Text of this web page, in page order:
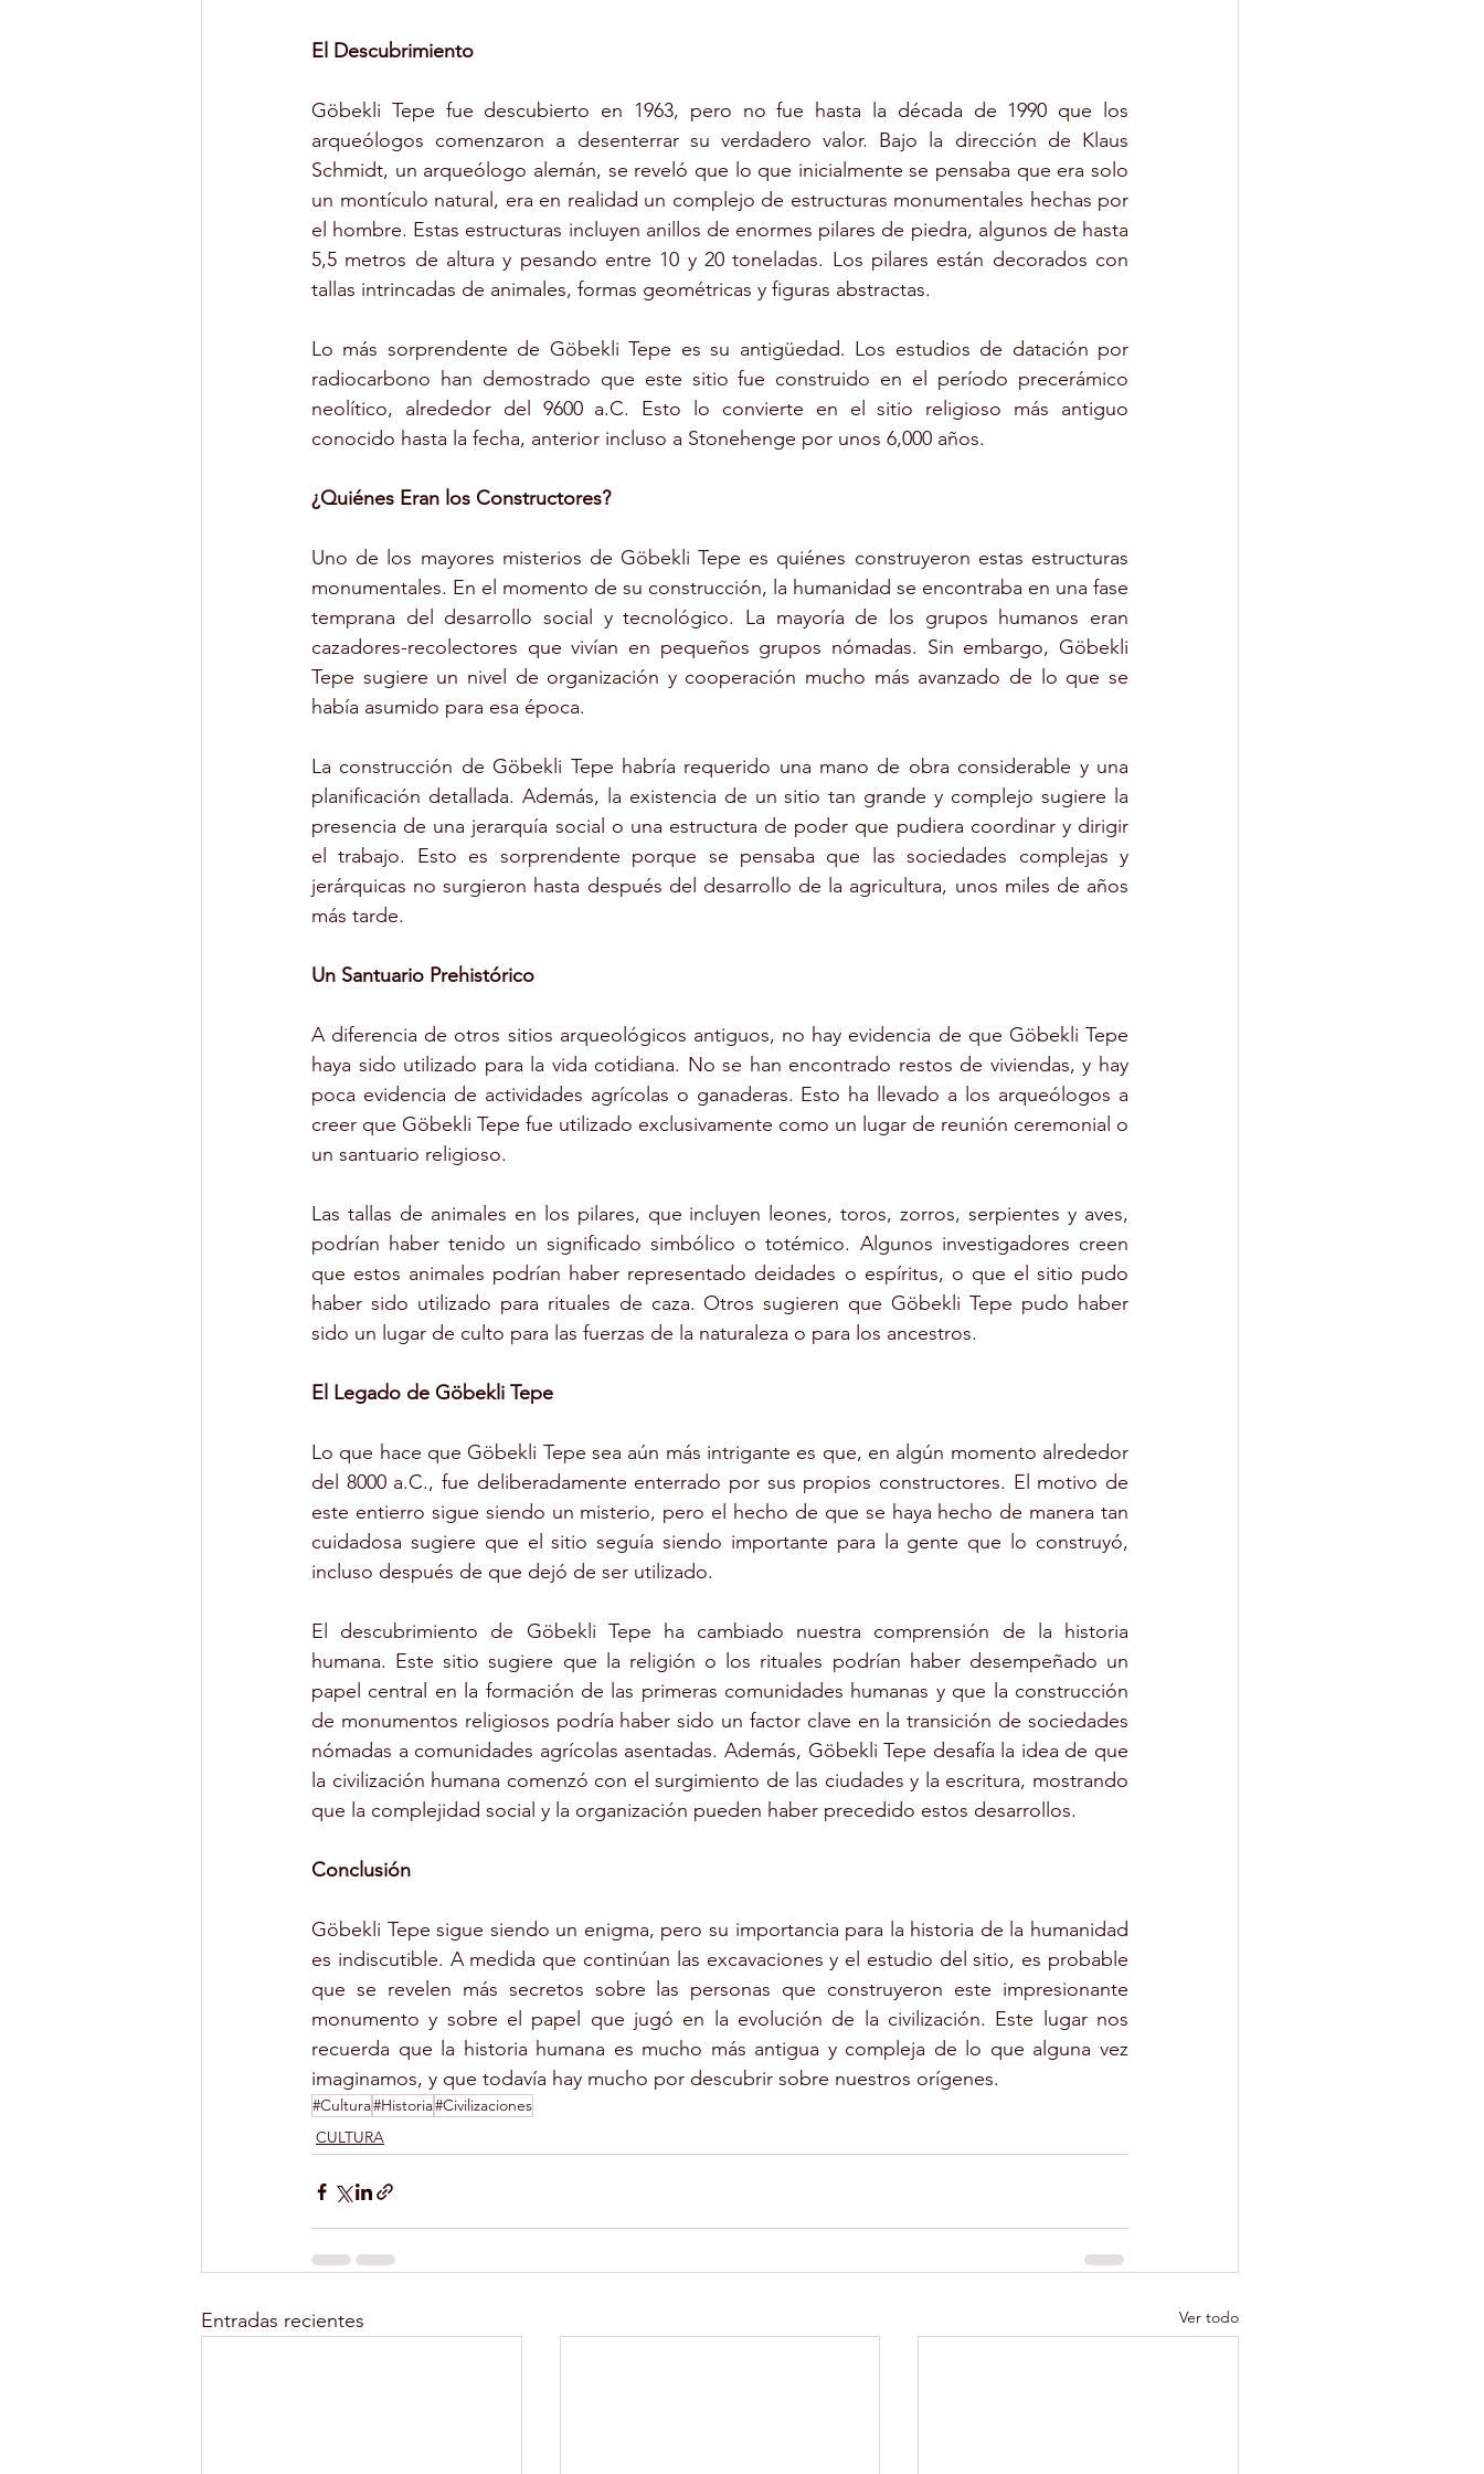
El Descubrimiento
Göbekli Tepe fue descubierto en 1963, pero no fue hasta la década de 1990 que los
arqueólogos comenzaron a desenterrar su verdadero valor. Bajo la dirección de Klaus
Schmidt, un arqueólogo alemán, se reveló que lo que inicialmente se pensaba que era solo
un montículo natural, era en realidad un complejo de estructuras monumentales hechas por
el hombre. Estas estructuras incluyen anillos de enormes pilares de piedra, algunos de hasta
5,5 metros de altura y pesando entre 10 y 20 toneladas. Los pilares están decorados con
tallas intrincadas de animales, formas geométricas y figuras abstractas.
Lo más sorprendente de Göbekli Tepe es su antigüedad. Los estudios de datación por
radiocarbono han demostrado que este sitio fue construido en el período precerámico
neolítico, alrededor del 9600 a.C. Esto lo convierte en el sitio religioso más antiguo
conocido hasta la fecha, anterior incluso a Stonehenge por unos 6,000 años.
¿Quiénes Eran los Constructores?
Uno de los mayores misterios de Göbekli Tepe es quiénes construyeron estas estructuras
monumentales. En el momento de su construcción, la humanidad se encontraba en una fase
temprana del desarrollo social y tecnológico. La mayoría de los grupos humanos eran
cazadores-recolectores que vivían en pequeños grupos nómadas. Sin embargo, Göbekli
Tepe sugiere un nivel de organización y cooperación mucho más avanzado de lo que se
había asumido para esa época.
La construcción de Göbekli Tepe habría requerido una mano de obra considerable y una
planificación detallada. Además, la existencia de un sitio tan grande y complejo sugiere la
presencia de una jerarquía social o una estructura de poder que pudiera coordinar y dirigir
el trabajo. Esto es sorprendente porque se pensaba que las sociedades complejas y
jerárquicas no surgieron hasta después del desarrollo de la agricultura, unos miles de años
más tarde.
Un Santuario Prehistórico
A diferencia de otros sitios arqueológicos antiguos, no hay evidencia de que Göbekli Tepe
haya sido utilizado para la vida cotidiana. No se han encontrado restos de viviendas, y hay
poca evidencia de actividades agrícolas o ganaderas. Esto ha llevado a los arqueólogos a
creer que Göbekli Tepe fue utilizado exclusivamente como un lugar de reunión ceremonial o
un santuario religioso.
Las tallas de animales en los pilares, que incluyen leones, toros, zorros, serpientes y aves,
podrían haber tenido un significado simbólico o totémico. Algunos investigadores creen
que estos animales podrían haber representado deidades o espíritus, o que el sitio pudo
haber sido utilizado para rituales de caza. Otros sugieren que Göbekli Tepe pudo haber
sido un lugar de culto para las fuerzas de la naturaleza o para los ancestros.
El Legado de Göbekli Tepe
Lo que hace que Göbekli Tepe sea aún más intrigante es que, en algún momento alrededor
del 8000 a.C., fue deliberadamente enterrado por sus propios constructores. El motivo de
este entierro sigue siendo un misterio, pero el hecho de que se haya hecho de manera tan
cuidadosa sugiere que el sitio seguía siendo importante para la gente que lo construyó,
incluso después de que dejó de ser utilizado.
El descubrimiento de Göbekli Tepe ha cambiado nuestra comprensión de la historia
humana. Este sitio sugiere que la religión o los rituales podrían haber desempeñado un
papel central en la formación de las primeras comunidades humanas y que la construcción
de monumentos religiosos podría haber sido un factor clave en la transición de sociedades
nómadas a comunidades agrícolas asentadas. Además, Göbekli Tepe desafía la idea de que
la civilización humana comenzó con el surgimiento de las ciudades y la escritura, mostrando
que la complejidad social y la organización pueden haber precedido estos desarrollos.
Conclusión
Göbekli Tepe sigue siendo un enigma, pero su importancia para la historia de la humanidad
es indiscutible. A medida que continúan las excavaciones y el estudio del sitio, es probable
que se revelen más secretos sobre las personas que construyeron este impresionante
monumento y sobre el papel que jugó en la evolución de la civilización. Este lugar nos
recuerda que la historia humana es mucho más antigua y compleja de lo que alguna vez
imaginamos, y que todavía hay mucho por descubrir sobre nuestros orígenes.
#Cultura#Historia#Civilizaciones
CULTURA
Entradas recientes Ver todo